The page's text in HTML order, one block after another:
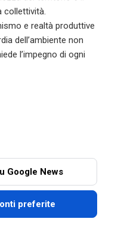
collettività.
e realtà produttive
dell’ambiente non
l’impegno di ogni
Google News
preferite